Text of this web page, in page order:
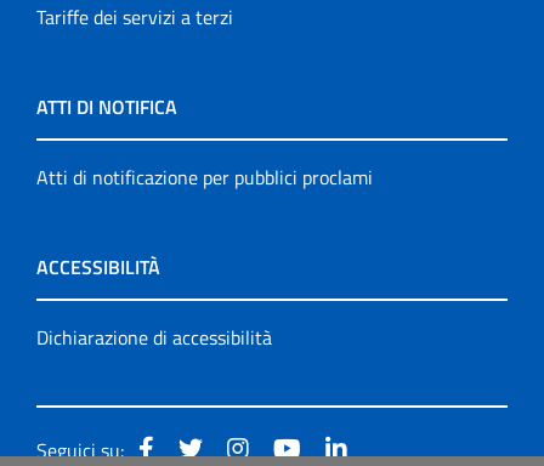
Tariffe dei servizi a terzi
ATTI DI NOTIFICA
Atti di notificazione per pubblici proclami
ACCESSIBILITÀ
Dichiarazione di accessibilità
Seguici su: